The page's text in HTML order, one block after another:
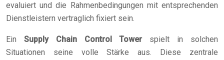
evaluiert und die Rahmenbedingungen mit entsprechenden
Dienstleistern vertraglich fixiert sein.
Ein Supply Chain Control Towerspielt in solchen
Situationen seine volle Stärke aus. Diese zentrale